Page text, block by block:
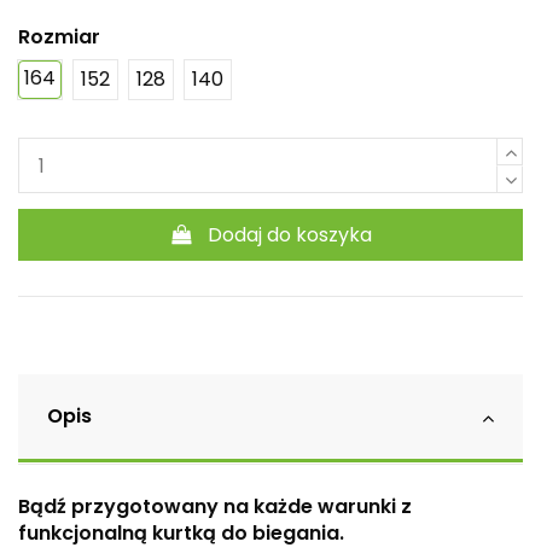
Rozmiar
164
152 128 140
Dodaj do koszyka
Opis
Bądź przygotowany na każde warunki z
funkcjonalną kurtką do biegania.